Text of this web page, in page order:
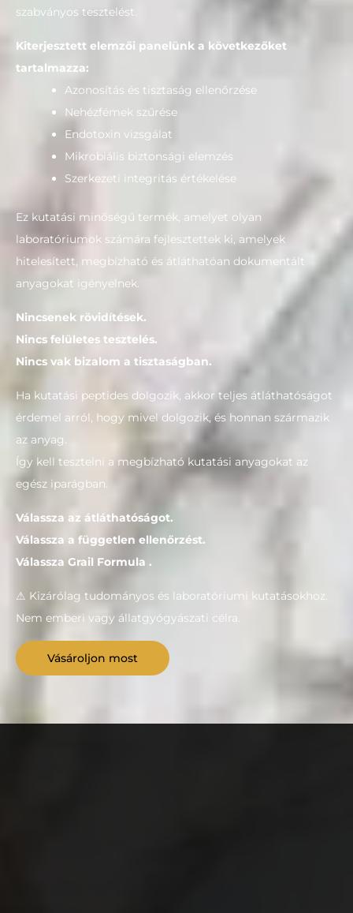
szabványos tesztelést.
Kiterjesztett elemzői panelünk a következőket
tartalmazza:
Azonosítás és tisztaság ellenőrzése
Nehézfémek szűrése
Endotoxin vizsgálat
Mikrobiális biztonsági elemzés
Szerkezeti integritás értékelése
Ez kutatási minőségű termék, amelyet olyan
laboratóriumok számára fejlesztettek ki, amelyek
hitelesített, megbízható és átláthatóan dokumentált
anyagokat igényelnek.
Nincsenek rövidítések.
Nincs felületes tesztelés.
Nincs vak bizalom a tisztaságban.
Ha kutatási peptides dolgozik, akkor teljes átláthatóságot
érdemel arról, hogy mivel dolgozik, és honnan származik
az anyag.
Így kell tesztelni a megbízható kutatási anyagokat az
egész iparágban.
Válassza az átláthatóságot.
Válassza a független ellenőrzést.
Válassza Grail Formula .
⚠ Kizárólag tudományos és laboratóriumi kutatásokhoz.
Nem emberi vagy állatgyógyászati célra.
Vásároljon most